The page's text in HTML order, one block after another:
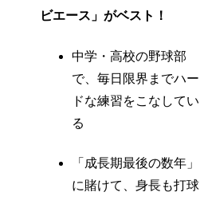
ビエース」がベスト！
中学・高校の野球部
で、毎日限界までハー
ドな練習をこなしてい
る
「成長期最後の数年」
に賭けて、身長も打球